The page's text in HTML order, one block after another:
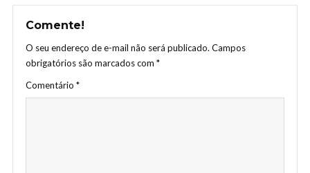
Comente!
O seu endereço de e-mail não será publicado. Campos
obrigatórios são marcados com *
Comentário *